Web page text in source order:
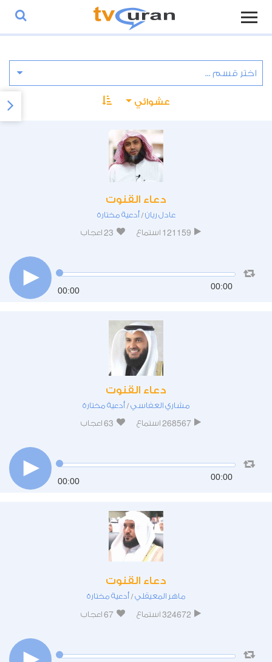
عشوائي
دعاء القنوت
عادل ريان/ أدعية مختارة
121159 استماع 23 اعجاب
00:00 00:00
دعاء القنوت
مشاري العفاسي/أدعية مختارة
268567 استماع 63 اعجاب
00:00 00:00
دعاء القنوت
ماهر المعيقلي/أدعية مختارة
324672 استماع 67 اعجاب